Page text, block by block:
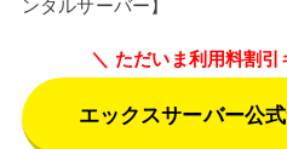
ンタルサーバー】
ただいま利用料割引
エックスサーバー公